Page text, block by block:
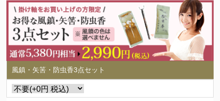
風鎮・矢筈・防虫香3点セット